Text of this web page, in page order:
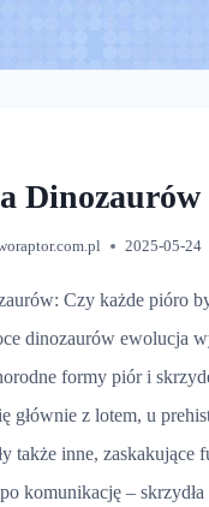
Dinozaurów
2025-05-24
Czy każde pióro
dinozaurów ewolucja
formy piór i
głównie z lotem, u
także inne, zaskakujące
komunikację –